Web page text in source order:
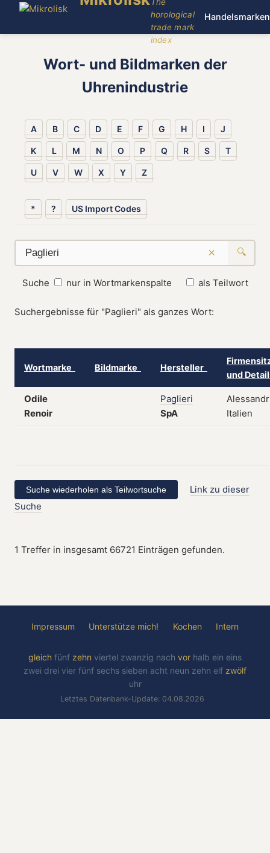
horological
trade mark
index
Handelsmarken
Wort- und Bildmarken der
Uhrenindustrie
A B C D E F G H I J
K L M N O P Q R S T
U V W X Y Z
* ? US Import Codes
× 🔍
Suche nur in Wortmarkenspalte als Teilwort
Suchergebnisse für "Paglieri" als ganzes Wort:
Wortmarke Bildmarke Hersteller
und
Odile
Renoir
Paglieri
SpA
Italien
Link zu dieser
Suche
1 Treffer in insgesamt 66721 Einträgen gefunden.
Impressum Unterstütze mich! Kochen Intern
gleich fünf zehn viertel zwanzig nach vor halb ein eins
zwei drei vier fünf sechs sieben acht neun zehn elf zwölf
uhr
Letztes Datenbank-Update: 04.08.2026